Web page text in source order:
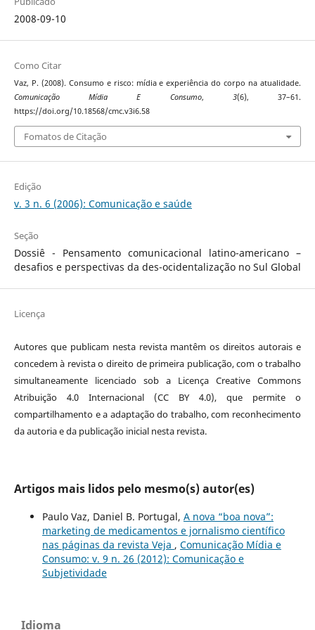
2008-09-10
Como Citar
Vaz, P. (2008). Consumo e risco: mídia e experiência do corpo na atualidade.
Comunicação Mídia E Consumo, 3(6), 37–61.
https://doi.org/10.18568/cmc.v3i6.58
Fomatos de Citação
Edição
v. 3 n. 6 (2006): Comunicação e saúde
Seção
Dossiê - Pensamento comunicacional latino-americano –
desafios e perspectivas da des-ocidentalização no Sul Global
Licença
Autores que publicam nesta revista mantêm os direitos autorais e
concedem à revista o direito de primeira publicação, com o trabalho
simultaneamente licenciado sob a Licença Creative Commons
Atribuição 4.0 Internacional (CC BY 4.0), que permite o
compartilhamento e a adaptação do trabalho, com reconhecimento
da autoria e da publicação inicial nesta revista.
Artigos mais lidos pelo mesmo(s) autor(es)
Paulo Vaz, Daniel B. Portugal, A nova “boa nova”:
marketing de medicamentos e jornalismo científico
nas páginas da revista Veja , Comunicação Mídia e
Consumo: v. 9 n. 26 (2012): Comunicação e
Subjetividade
Idioma